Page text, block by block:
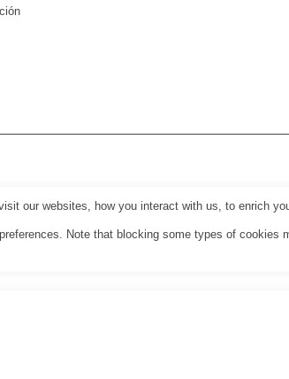
our websites, how you interact with us, to enrich
Note that blocking some types of